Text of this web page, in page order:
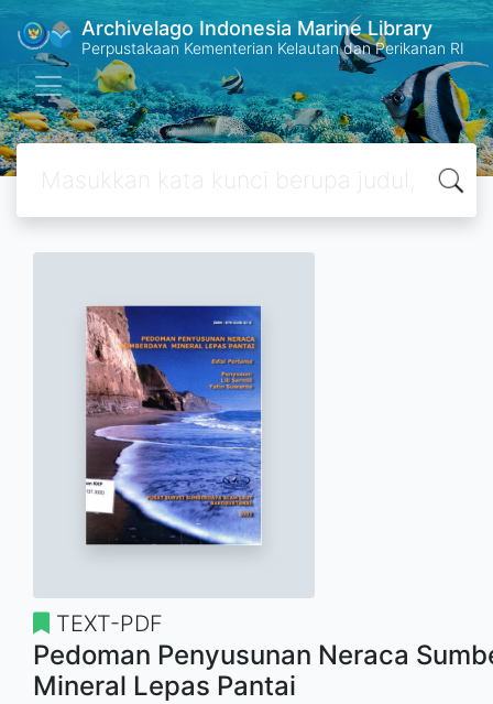
Archivelago Indonesia Marine Library
Perpustakaan Kementerian Kelautan dan Perikanan RI
TEXT-PDF
Pedoman Penyusunan Neraca
Mineral Lepas Pantai